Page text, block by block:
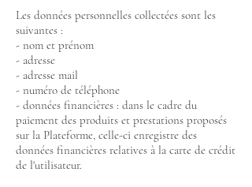
Les données personnelles collectées sont les
suivantes :
- nom et prénom
- adresse
- adresse mail
- numéro de téléphone
- données financières : dans le cadre du
paiement des produits et prestations proposés
sur la Plateforme, celle-ci enregistre des
données financières relatives à la carte de crédit
de l'utilisateur.